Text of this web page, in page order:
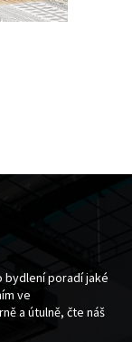
bydlení poradí jaké
ve
a útulně, čte náš